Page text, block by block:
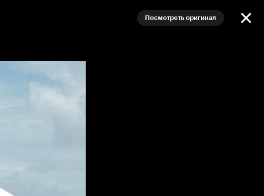
Посмотреть оригинал